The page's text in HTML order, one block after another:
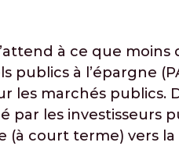
à ce que
publics à l’épargne
marchés publics.
les investisseurs
(à court terme) vers